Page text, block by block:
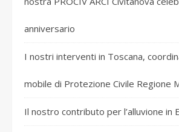
anniversario
I nostri interventi in Toscana,
mobile di Protezione Civile Regione
Il nostro contributo per l’alluvione in